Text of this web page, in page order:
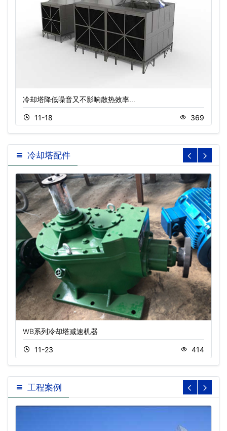
冷却塔降低噪音又不影响散热效率…
11-18 369
冷却塔配件
WB系列冷却塔减速机器
11-23 414
工程案例